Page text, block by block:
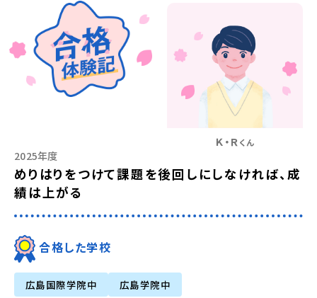
Ｋ・Ｒ くん
2025年度
めりはりをつけて課題を後回しにしなければ、成
績は上がる
合格した学校
広島国際学院中 広島学院中